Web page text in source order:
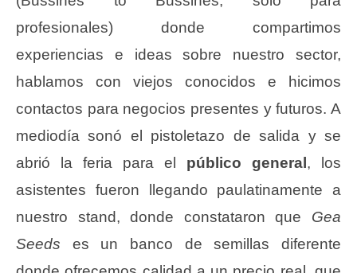
profesionales) donde compartimos
experiencias e ideas sobre nuestro sector,
hablamos con viejos conocidos e hicimos
contactos para negocios presentes y futuros. A
mediodía sonó el pistoletazo de salida y se
abrió la feria para el público general , los
asistentes fueron llegando paulatinamente a
nuestro stand, donde constataron que Gea
Seeds es un banco de semillas diferente